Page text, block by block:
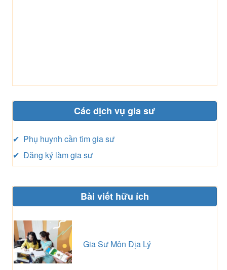
Các dịch vụ gia sư
✔ Phụ huynh cần tìm gia sư
✔ Đăng ký làm gia sư
Bài viết hữu ích
Gia Sư Môn Địa Lý